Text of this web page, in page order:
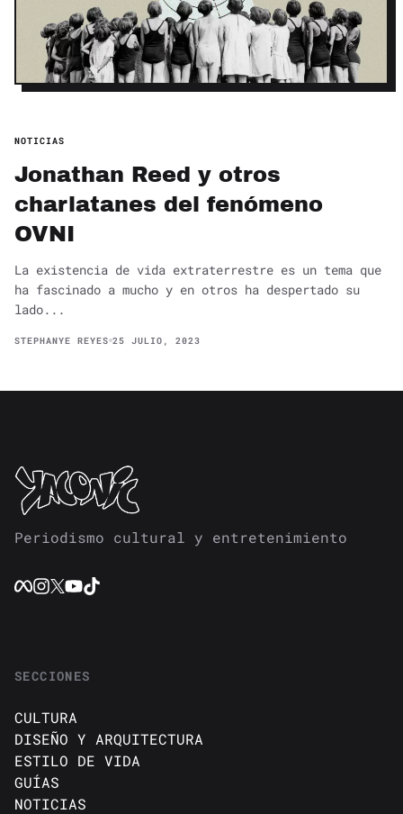
NOTICIAS
Jonathan Reed y otros
charlatanes del fenómeno
OVNI
La existencia de vida extraterrestre es un tema que
ha fascinado a mucho y en otros ha despertado su
lado...
STEPHANYE REYES 25 JULIO, 2023
Periodismo cultural y entretenimiento
SECCIONES
CULTURA
DISEÑO Y ARQUITECTURA
ESTILO DE VIDA
GUÍAS
NOTICIAS